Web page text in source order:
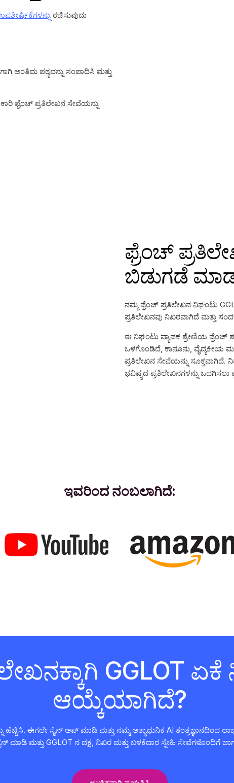
ರಚಿಸುವುದು
ಅಂತಿಮ ಪಠ್ಯವನ್ನು ಸಂಪಾದಿಸಿ ಮತ್ತು
ಫ್ರೆಂಚ್ ಪ್ರತಿಲೇಖನ ಸೇವೆಯನ್ನು
ಫ್ರೆಂಚ್
ಬಿಡುಗಡೆ
ನಮ್ಮ ಫ್ರೆಂಚ್ ಪ್ರತಿಲೇಖನ ನಿಘಂಟು
ಪ್ರತಿಲೇಖನವು ನಿಖರವಾಗಿದೆ ಮತ್ತು
ಈ ನಿಘಂಟು ವ್ಯಾಪಕ ಶ್ರೇಣಿಯ ಫ್ರೆಂಚ್
ಒಳಗೊಂಡಿದೆ, ಕಾನೂನು, ವೈದ್ಯಕೀಯ
ಪ್ರತಿಲೇಖನ ಸೇವೆಯನ್ನು ಸೂಕ್ತವಾಗಿದೆ.
ಭವಿಷ್ಯದ ಪ್ರತಿಲೇಖನಗಳನ್ನು ಒದಗಿಸಲು
ಇವರಿಂದ ನಂಬಲಾಗಿದೆ:
GGLOT
ಆಯ್ಕೆಯಾಗಿದೆ?
ಈಗಲೇ ಸೈನ್ ಅಪ್ ಮಾಡಿ ಮತ್ತು ನಮ್ಮ ಅತ್ಯಾಧುನಿಕ AI ತಂತ್ರಜ್ಞಾನದಿಂದ ಲಾಭ
ಮಾಡಿ ಮತ್ತು GGLOT ನ ದಕ್ಷ, ನಿಖರ ಮತ್ತು ಬಳಕೆದಾರ ಸ್ನೇಹಿ ಸೇವೆಗಳೊಂದಿಗೆ